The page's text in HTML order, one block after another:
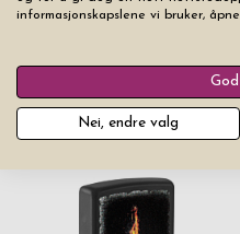
Zippo Eagle Emblem Chrome
Pris fra
informasjonskapslene vi bruker,
Nei, endre valg